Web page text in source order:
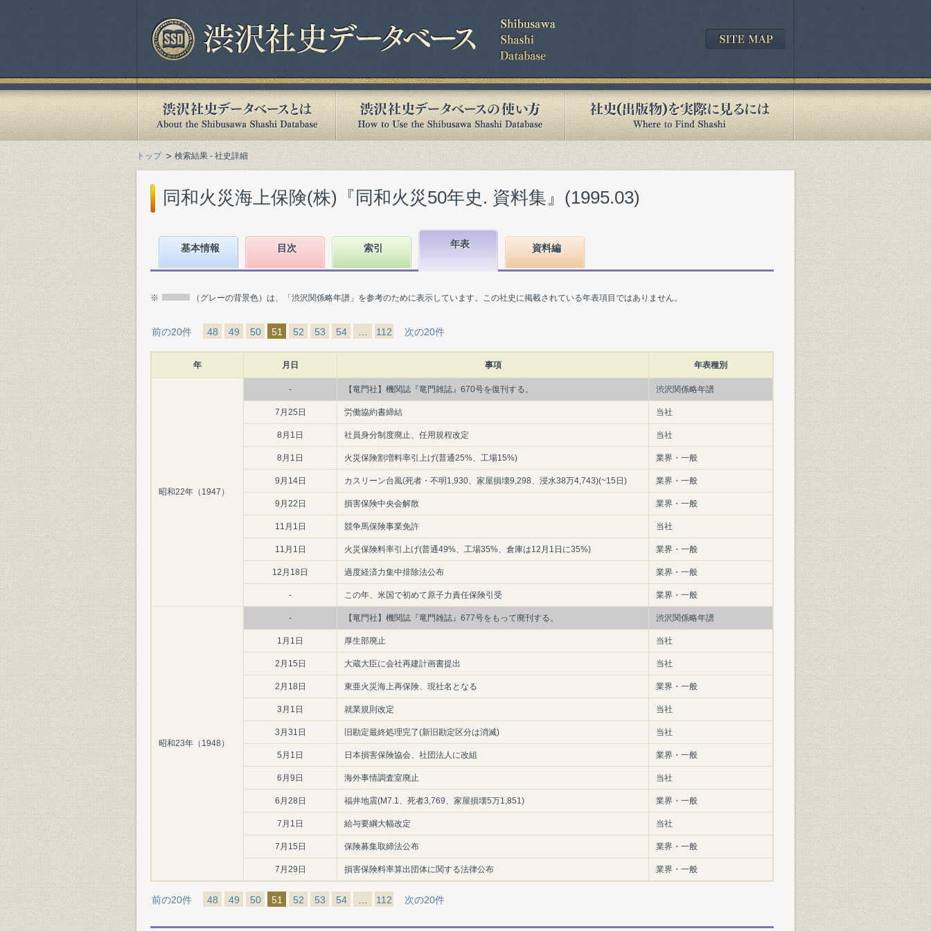
トップ 検索結果 - 社史詳細
同和火災海上保険(株)『同和火災50年史. 資料集』(1995.03)
基本情報 目次 索引 年表 資料編
※ （グレーの背景色）は、「渋沢関係略年譜」を参考のために表示しています。この社史に掲載されている年表項目ではありません。
前の20件 48 49 50 51 52 53 54 112 次の20件
年 月日 事項 年表種別
昭和22年（1947）
- 【竜門社】機関誌『竜門雑誌』670号を復刊する。 渋沢関係略年譜
7月25日 労働協約書締結 当社
8月1日 社員身分制度廃止、任用規程改定 当社
8月1日 火災保険割増料率引上げ(普通25%、工場15%) 業界・一般
9月14日 カスリーン台風(死者・不明1,930、家屋損壊9,298、浸水38万4,743)(~15日) 業界・一般
9月22日 損害保険中央会解散 業界・一般
11月1日 競争馬保険事業免許 当社
11月1日 火災保険料率引上げ(普通49%、工場35%、倉庫は12月1日に35%) 業界・一般
12月18日 過度経済力集中排除法公布 業界・一般
- この年、米国で初めて原子力責任保険引受 業界・一般
昭和23年（1948）
- 【竜門社】機関誌『竜門雑誌』677号をもって廃刊する。 渋沢関係略年譜
1月1日 厚生部廃止 当社
2月15日 大蔵大臣に会社再建計画書提出 当社
2月18日 東亜火災海上再保険、現社名となる 業界・一般
3月1日 就業規則改定 当社
3月31日 旧勘定最終処理完了(新旧勘定区分は消滅) 当社
5月1日 日本損害保険協会、社団法人に改組 業界・一般
6月9日 海外事情調査室廃止 当社
6月28日 福井地震(M7.1、死者3,769、家屋損壊5万1,851) 業界・一般
7月1日 給与要綱大幅改定 当社
7月15日 保険募集取締法公布 業界・一般
7月29日 損害保険料率算出団体に関する法律公布 業界・一般
前の20件 48 49 50 51 52 53 54 112 次の20件